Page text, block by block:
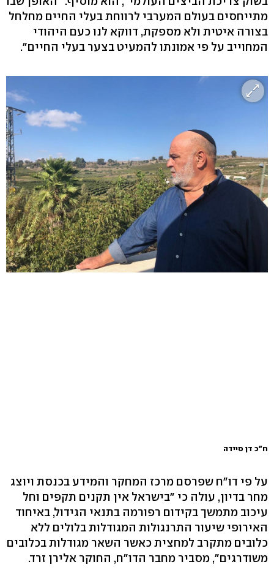
מתייחסים בעולם המערבי לרווחת בעלי החיים מחלחל
בצורה איטית ולא מספקת, דווקא לנו כעם היהודי
המחוייב על פי אמונתו להמעיט בצער בעלי החיים".
ח"כ דן סיידה
על פי דו"ח שפרסם מרכז המחקר והמידע בכנסת ויוצג
מחר בדיון, עולה כי "בישראל אין תקנים תקפים וחל
עיכוב מתמשך בקידום רפורמה בתנאי הגידול, באיחוד
האירופי שיעור התרנגולות המגודלות בלולים ללא
כלובים מתקרב למחצית כאשר השאר מגודלות בכלובים
משודרגים", מסביר מחבר הדו"ח, החוקר אלירן זרד.